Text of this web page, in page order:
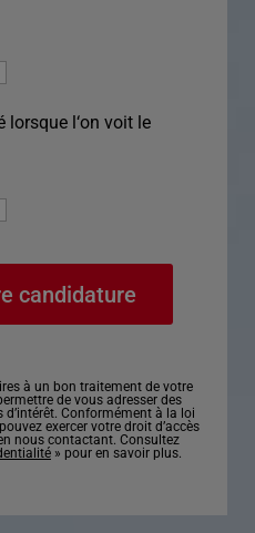
lorsque l‘on voit le
à un bon traitement de votre
de vous adresser des
Conformément à la loi
exercer votre droit d’accès
nous contactant. Consultez
» pour en savoir plus.